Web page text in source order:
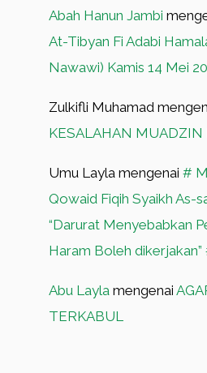
Abah Hanun Jambi
At-Tibyan Fi Adabi
Nawawi) Kamis 14 Mei
Zulkifli Muhamad
KESALAHAN MUADZIN
Umu Layla mengenai #
Qowaid Fiqih Syaikh As-
“Darurat Menyebabkan
Haram Boleh dikerjakan”
Abu Layla mengenai
TERKABUL